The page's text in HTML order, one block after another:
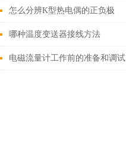
怎么分辨K型热电偶的正负极
哪种温度变送器接线方法
电磁流量计工作前的准备和调试